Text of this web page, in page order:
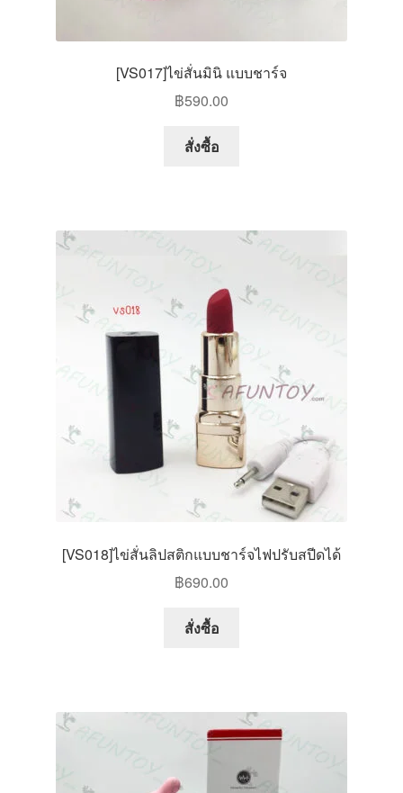
[VS017]ไข่สั่นมินิ แบบชาร์จ
฿590.00
สั่งซื้อ
[VS018]ไข่สั่นลิปสติกแบบชาร์จไฟปรับสปีดได้
฿690.00
สั่งซื้อ